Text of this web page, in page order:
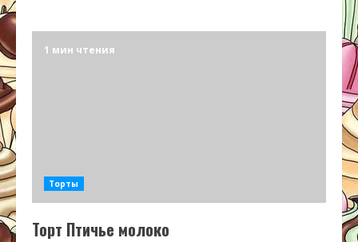
1 мин чтения
Торты
Торт Птичье молоко